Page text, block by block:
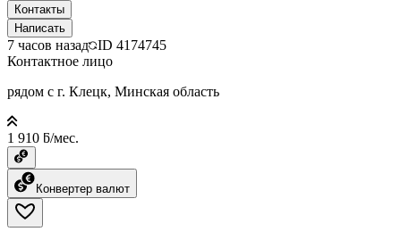
Контакты
Написать
7 часов назад ID 4174745
Контактное лицо
рядом с г. Клецк, Минская область
1 910 ƃ/мес.
Конвертер валют